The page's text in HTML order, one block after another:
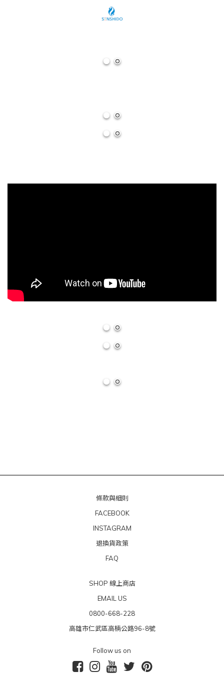
條款與細則
FACEBOOK
INSTAGRAM
退換貨政策
FAQ
SHOP 線上商店
EMAIL US
0800-668-228
高雄市仁武區高楠公路96-8號
Follow us on